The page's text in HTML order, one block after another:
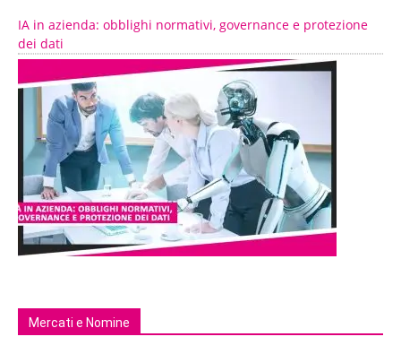
IA in azienda: obblighi normativi, governance e protezione
dei dati
Mercati e Nomine